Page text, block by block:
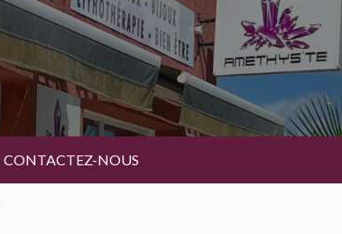
Bougies & senteurs
Ésotérisme
Livres & cartes
Beauté
CONTACTEZ-NOUS